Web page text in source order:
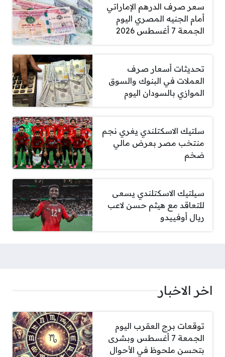
سعر صرف الدرهم الإماراتي
أمام الجنيه المصري اليوم
الجمعة 7 أغسطس 2026
تحديثات أسعار صرف
العملات في البنوك والسوق
الموازي بالسودان اليوم
سلتيك الاسكتلندي يغري نجم
منتخب مصر بعرض مالي
ضخم
سيلتيك الاسكتلندي يسعى
للتعاقد مع هيثم حسن لاعب
ريال أوفييدو
اخر الاخبار
توقعات برج العقرب اليوم
الجمعة 7 أغسطس وبشرى
بتحسن ملحوظ في الأحوال